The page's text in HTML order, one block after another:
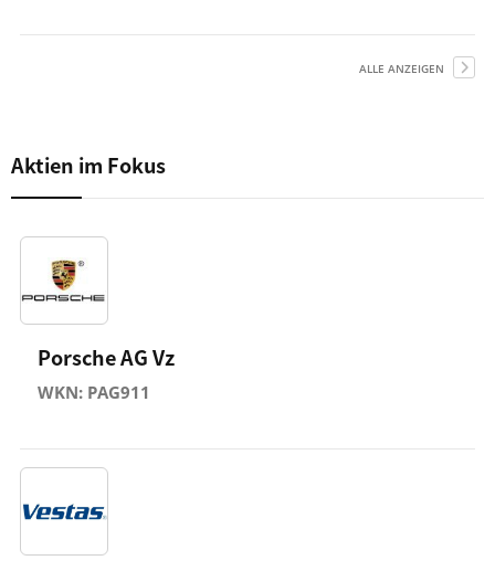
ALLE ANZEIGEN
Aktien im Fokus
Porsche AG Vz
WKN: PAG911